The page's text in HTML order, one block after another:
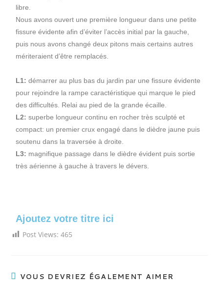
libre.
Nous avons ouvert une première longueur dans une petite
fissure évidente afin d’éviter l’accès initial par la gauche,
puis nous avons changé deux pitons mais certains autres
mériteraient d’être remplacés.
L1: démarrer au plus bas du jardin par une fissure évidente
pour rejoindre la rampe caractéristique qui marque le pied
des difficultés. Relai au pied de la grande écaille.
L2: superbe longueur continu en rocher très sculpté et
compact: un premier crux engagé dans le dièdre jaune puis
soutenu dans la traversée à droite.
L3: magnifique passage dans le dièdre évident puis sortie
très aérienne à gauche à travers le dévers.
Ajoutez votre titre ici
Post Views: 465
VOUS DEVRIEZ ÉGALEMENT AIMER